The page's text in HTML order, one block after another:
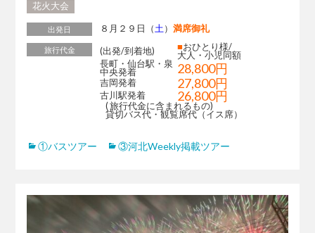
花火大会
出発日 ８月２９日（ 土 ）満席御礼
旅行代金 (出発/到着地) ■おひとり様/
大人・小児同額
長町・仙台駅・泉
中央発着
28,800円
吉岡発着 27,800円
古川駅発着 26,800円
( 旅行代金に含まれるもの)
貸切バス代・観覧席代（イス席）
①バスツアー ③河北Weekly掲載ツアー